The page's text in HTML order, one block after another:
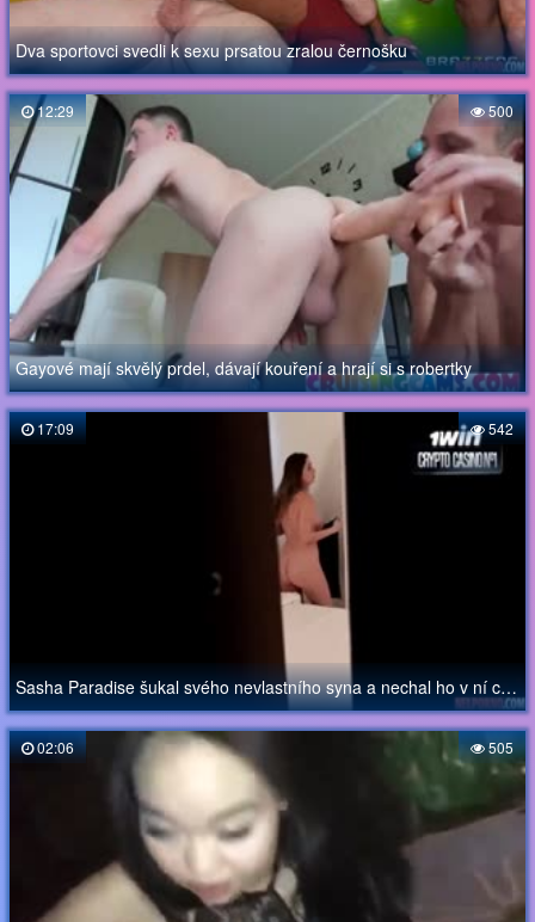
Dva sportovci svedli k sexu prsatou zralou černošku
12:29 500
Gayové mají skvělý prdel, dávají kouření a hrají si s robertky
17:09 542
Sasha Paradise šukal svého nevlastního syna a nechal ho v ní cum
02:06 505